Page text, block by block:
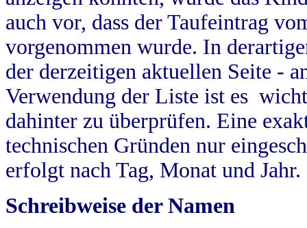
auch vor, dass der Taufeintrag
vorgenommen wurde. In
der derzeitigen aktuellen Seite -
Verwendung der Liste ist es
dahinter zu überprüfen. Eine
technischen Gründen nur
erfolgt nach Tag, Monat und Jahr.
Schreibweise der Namen